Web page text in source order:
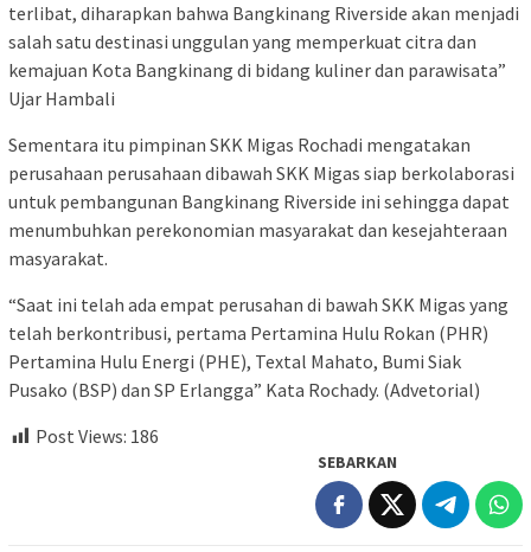
terlibat, diharapkan bahwa Bangkinang Riverside akan menjadi
salah satu destinasi unggulan yang memperkuat citra dan
kemajuan Kota Bangkinang di bidang kuliner dan parawisata”
Ujar Hambali
Sementara itu pimpinan SKK Migas Rochadi mengatakan
perusahaan perusahaan dibawah SKK Migas siap berkolaborasi
untuk pembangunan Bangkinang Riverside ini sehingga dapat
menumbuhkan perekonomian masyarakat dan kesejahteraan
masyarakat.
“Saat ini telah ada empat perusahan di bawah SKK Migas yang
telah berkontribusi, pertama Pertamina Hulu Rokan (PHR)
Pertamina Hulu Energi (PHE), Textal Mahato, Bumi Siak
Pusako (BSP) dan SP Erlangga” Kata Rochady. (Advetorial)
Post Views: 186
SEBARKAN